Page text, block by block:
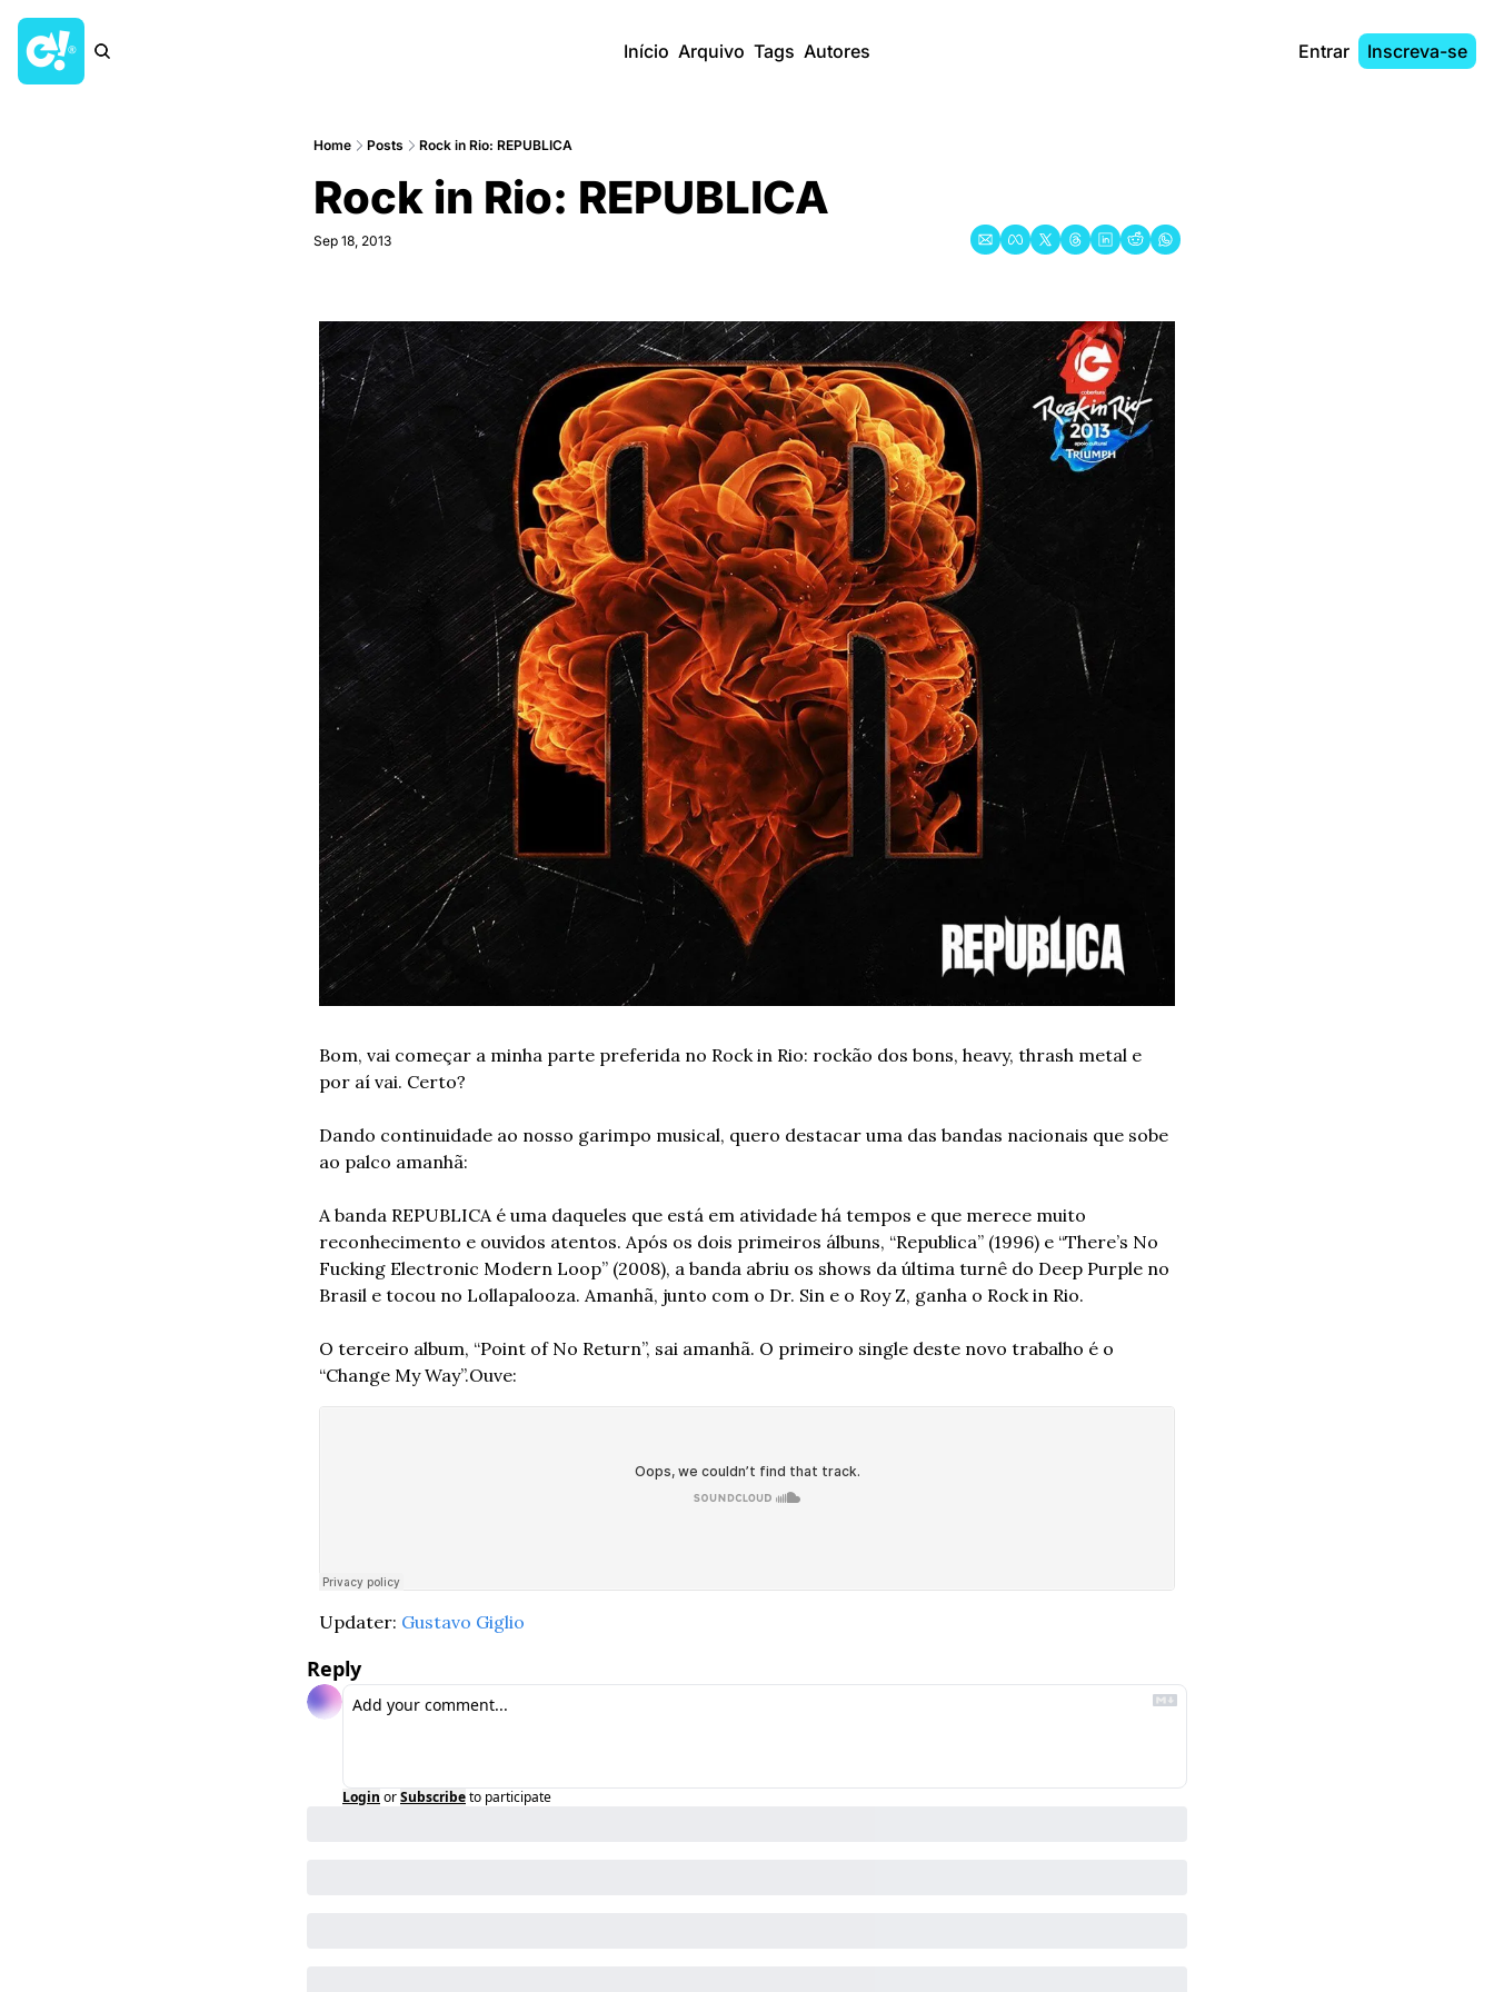
Início Arquivo Tags Autores Entrar Inscreva-se
Home Posts Rock in Rio: REPUBLICA
Rock in Rio: REPUBLICA
Sep 18, 2013
Bom, vai começar a minha parte preferida no Rock in Rio: rockão dos bons, heavy, thrash metal e
por aí vai. Certo?
Dando continuidade ao nosso garimpo musical, quero destacar uma das bandas nacionais que sobe
ao palco amanhã:
A banda REPUBLICA é uma daqueles que está em atividade há tempos e que merece muito
reconhecimento e ouvidos atentos. Após os dois primeiros álbuns, “Republica” (1996) e “There’s No
Fucking Electronic Modern Loop” (2008), a banda abriu os shows da última turnê do Deep Purple no
Brasil e tocou no Lollapalooza. Amanhã, junto com o Dr. Sin e o Roy Z, ganha o Rock in Rio.
O terceiro album, “Point of No Return”, sai amanhã. O primeiro single deste novo trabalho é o
“Change My Way”.Ouve:
Updater: Gustavo Giglio
Reply
Login orSubscribeto participate